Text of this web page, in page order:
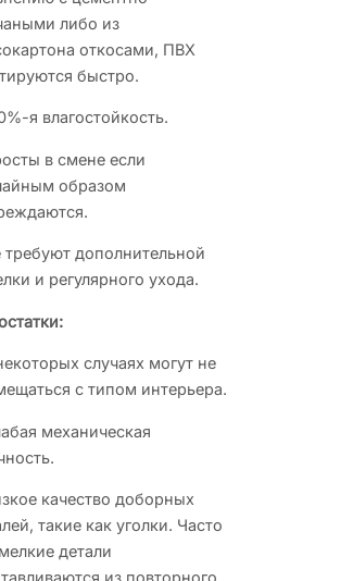
либо из
откосами, ПВХ
быстро.
я влагостойкость.
в смене если
образом
требуют дополнительной
и регулярного ухода.
случаях могут не
с типом интерьера.
механическая
качество доборных
такие как уголки. Часто
детали
из повторного